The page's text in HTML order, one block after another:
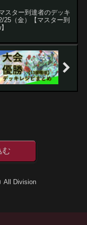
ター到達者のデッキ
（金）【マスター到
む
All Division